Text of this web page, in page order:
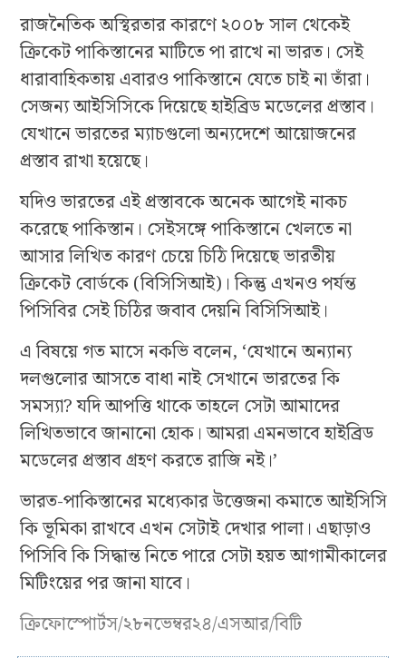
রাজনৈতিক অস্থিরতার কারণে ২০০৮ সাল থেকেই
ক্রিকেট পাকিস্তানের মাটিতে পা রাখে না ভারত। সেই
ধারাবাহিকতায় এবারও পাকিস্তানে যেতে চাই না তাঁরা।
সেজন্য আইসিসিকে দিয়েছে হাইব্রিড মডেলের প্রস্তাব।
যেখানে ভারতের ম্যাচগুলো অন্যদেশে আয়োজনের
প্রস্তাব রাখা হয়েছে।
যদিও ভারতের এই প্রস্তাবকে অনেক আগেই নাকচ
করেছে পাকিস্তান। সেইসঙ্গে পাকিস্তানে খেলতে না
আসার লিখিত কারণ চেয়ে চিঠি দিয়েছে ভারতীয়
ক্রিকেট বোর্ডকে (বিসিসিআই)। কিন্তু এখনও পর্যন্ত
পিসিবির সেই চিঠির জবাব দেয়নি বিসিসিআই।
এ বিষয়ে গত মাসে নকভি বলেন, ‘যেখানে অন্যান্য
দলগুলোর আসতে বাধা নাই সেখানে ভারতের কি
সমস্যা? যদি আপত্তি থাকে তাহলে সেটা আমাদের
লিখিতভাবে জানানো হোক। আমরা এমনভাবে হাইব্রিড
মডেলের প্রস্তাব গ্রহণ করতে রাজি নই।’
ভারত-পাকিস্তানের মধ্যেকার উত্তেজনা কমাতে আইসিসি
কি ভূমিকা রাখবে এখন সেটাই দেখার পালা। এছাড়াও
পিসিবি কি সিদ্ধান্ত নিতে পারে সেটা হয়ত আগামীকালের
মিটিংয়ের পর জানা যাবে।
ক্রিফোস্পোর্টস/২৮নভেম্বর২৪/এসআর/বিটি